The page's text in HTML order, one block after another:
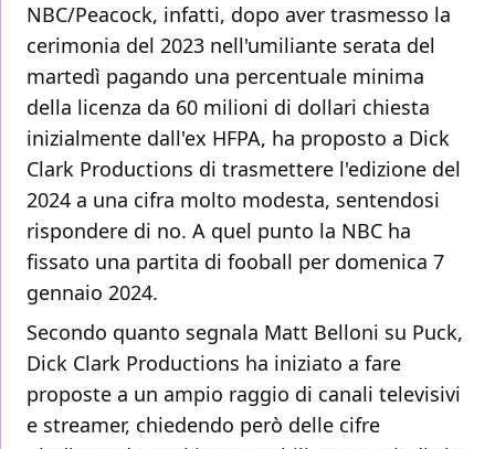
NBC/Peacock, infatti, dopo aver trasmesso la
cerimonia del 2023 nell'umiliante serata del
martedì pagando una percentuale minima
della licenza da 60 milioni di dollari chiesta
inizialmente dall'ex HFPA, ha proposto a Dick
Clark Productions di trasmettere l'edizione del
2024 a una cifra molto modesta, sentendosi
rispondere di no. A quel punto la NBC ha
fissato una partita di fooball per domenica 7
gennaio 2024.
Secondo quanto segnala Matt Belloni su Puck,
Dick Clark Productions ha iniziato a fare
proposte a un ampio raggio di canali televisivi
e streamer, chiedendo però delle cifre